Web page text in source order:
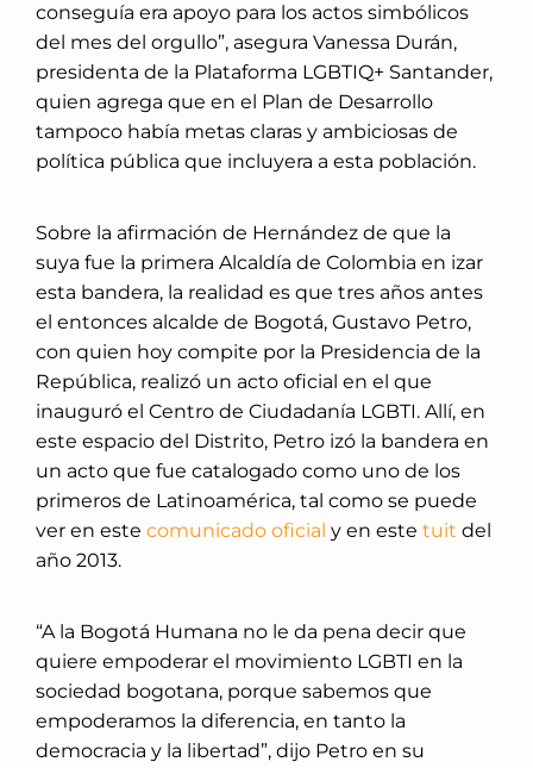
conseguía era apoyo para los actos simbólicos
del mes del orgullo”, asegura Vanessa Durán,
presidenta de la Plataforma LGBTIQ+ Santander,
quien agrega que en el Plan de Desarrollo
tampoco había metas claras y ambiciosas de
política pública que incluyera a esta población.
Sobre la afirmación de Hernández de que la
suya fue la primera Alcaldía de Colombia en izar
esta bandera, la realidad es que tres años antes
el entonces alcalde de Bogotá, Gustavo Petro,
con quien hoy compite por la Presidencia de la
República, realizó un acto oficial en el que
inauguró el Centro de Ciudadanía LGBTI. Allí, en
este espacio del Distrito, Petro izó la bandera en
un acto que fue catalogado como uno de los
primeros de Latinoamérica, tal como se puede
ver en este comunicado oficial y en este tuit del
año 2013.
“A la Bogotá Humana no le da pena decir que
quiere empoderar el movimiento LGBTI en la
sociedad bogotana, porque sabemos que
empoderamos la diferencia, en tanto la
democracia y la libertad”, dijo Petro en su